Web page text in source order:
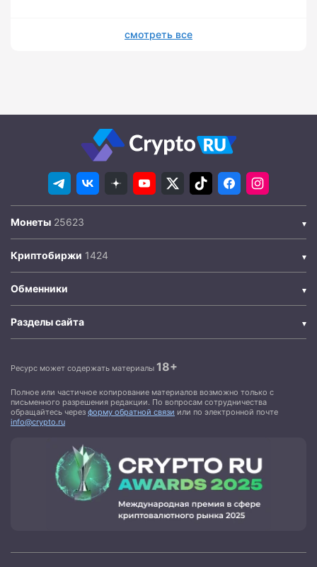
смотреть все
Монеты
Криптобиржи
Обменники
Разделы сайта
Ресурс может содержать материалы 18+
Полное или частичное копирование материалов возможно только с
письменного разрешения редакции. По вопросам сотрудничества
обращайтесь через форму обратной связи или по электронной почте
info@crypto.ru